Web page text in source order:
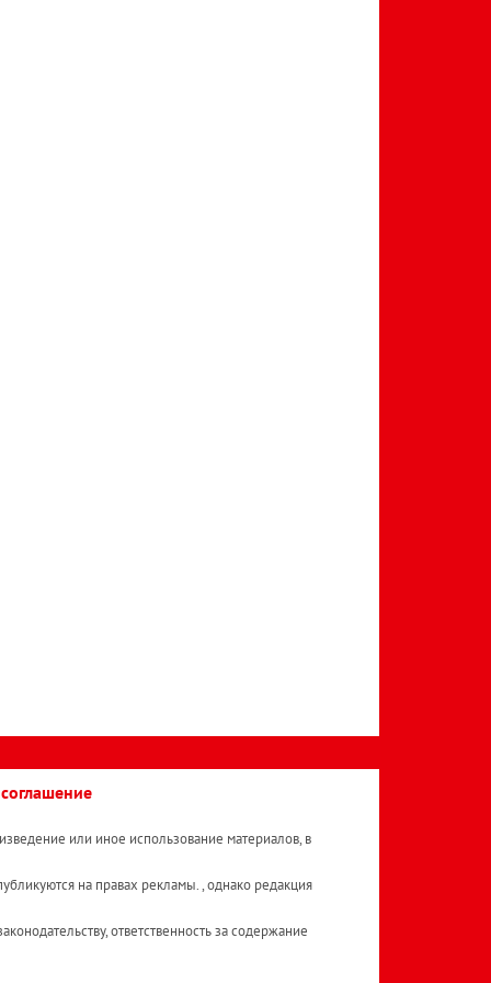
или иное использование материалов, в
на правах рекламы. , однако редакция
ответственность за содержание